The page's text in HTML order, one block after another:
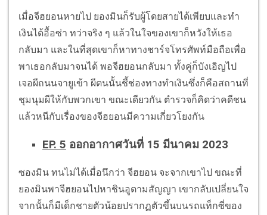
เมื่อจีฮยอนหายไป ยองมินก็รับผู้โดยสายได้เพียบและทำ
เงินได้อื้อซ่า ทว่าจริง ๆ แล้วในใจของเขาก็หวังให้เธอ
กลับมา และในที่สุดเขาก็หาทางชาร์จโทรศัพท์มือถือเพื่อ
พาเธอกลับมาจนได้ พอจีฮยอนกลับมา ทั้งคู่ก็บังเอิญไป
เจอผีถนนจายูเข้า ผีตนนั้นชี้ช่องทางทำเงินซึ่งก็คือสถานที่
ชุมนุมผีให้กับพวกเขา ขณะเดียวกัน ตำรวจก็คิดว่าคดีชน
แล้วหนีกับเรื่องของจีฮยอนมีความเกี่ยวโยงกัน
EP. 5 ออกอากาศวันที่ 15 มีนาคม 2023
ซองมิน ทนไม่ได้เมื่อนึกว่า จีฮยอน จะจากเขาไป ขณะที่
ยองมินพาจีฮยอนไปหาชินอูตามสัญญา เขากลับเปลี่ยนใจ
จากนั้นก็มีเด็กชายตัวน้อยปรากฏตัวขึ้นบนรถแท็กซี่ของ